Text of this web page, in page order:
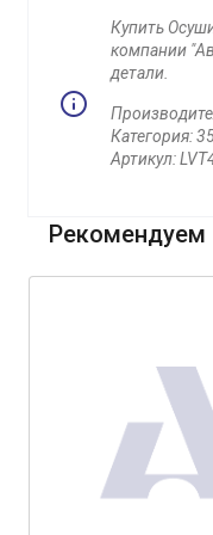
Купить
компании
детали.
Категория:
Артикул:
Рекомендуем